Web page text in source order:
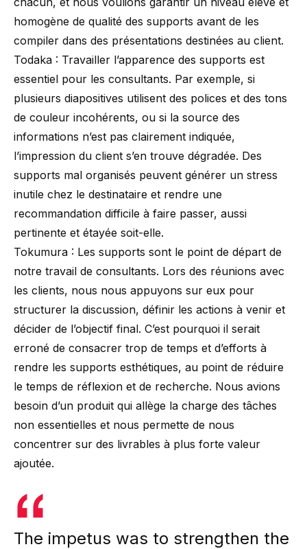
homogène de qualité des supports avant de les
compiler dans des présentations destinées au client.
Todaka : Travailler l’apparence des supports est
essentiel pour les consultants. Par exemple, si
plusieurs diapositives utilisent des polices et des tons
de couleur incohérents, ou si la source des
informations n’est pas clairement indiquée,
l’impression du client s’en trouve dégradée. Des
supports mal organisés peuvent générer un stress
inutile chez le destinataire et rendre une
recommandation difficile à faire passer, aussi
pertinente et étayée soit-elle.
Tokumura : Les supports sont le point de départ de
notre travail de consultants. Lors des réunions avec
les clients, nous nous appuyons sur eux pour
structurer la discussion, définir les actions à venir et
décider de l’objectif final. C’est pourquoi il serait
erroné de consacrer trop de temps et d’efforts à
rendre les supports esthétiques, au point de réduire
le temps de réflexion et de recherche. Nous avions
besoin d’un produit qui allège la charge des tâches
non essentielles et nous permette de nous
concentrer sur des livrables à plus forte valeur
ajoutée.
The impetus was to strengthen the